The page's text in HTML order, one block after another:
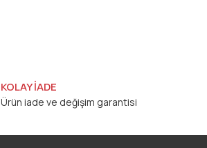
KOLAY İADE
Ürün iade ve değişim garantisi